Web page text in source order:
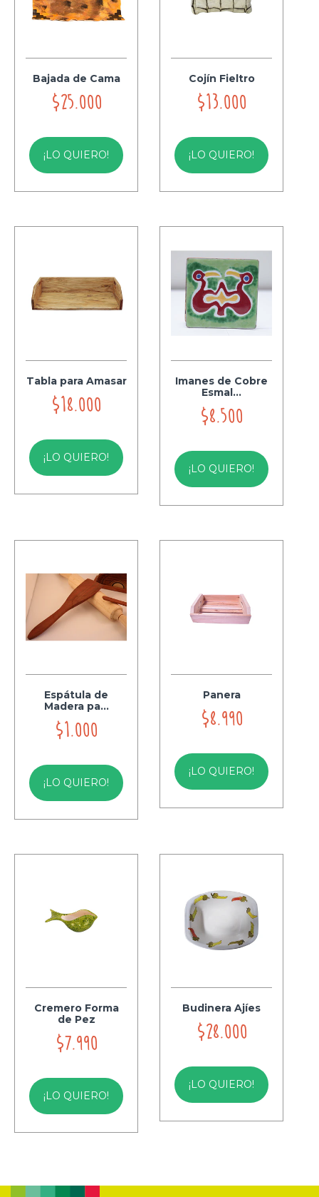
Bajada de Cama
$25.000
¡LO QUIERO!
Cojín Fieltro
$13.000
¡LO QUIERO!
Tabla para Amasar
$18.000
¡LO QUIERO!
Imanes de Cobre
Esmal...
$8.500
¡LO QUIERO!
Espátula de
Madera pa...
$1.000
¡LO QUIERO!
Panera
$8.990
¡LO QUIERO!
Cremero Forma
de Pez
$7.990
¡LO QUIERO!
Budinera Ajíes
$28.000
¡LO QUIERO!